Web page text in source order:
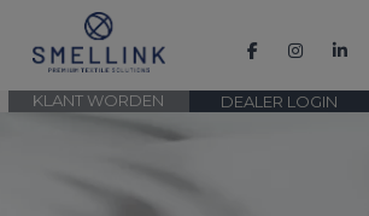
DEALER LOGIN
KLANT WORDEN